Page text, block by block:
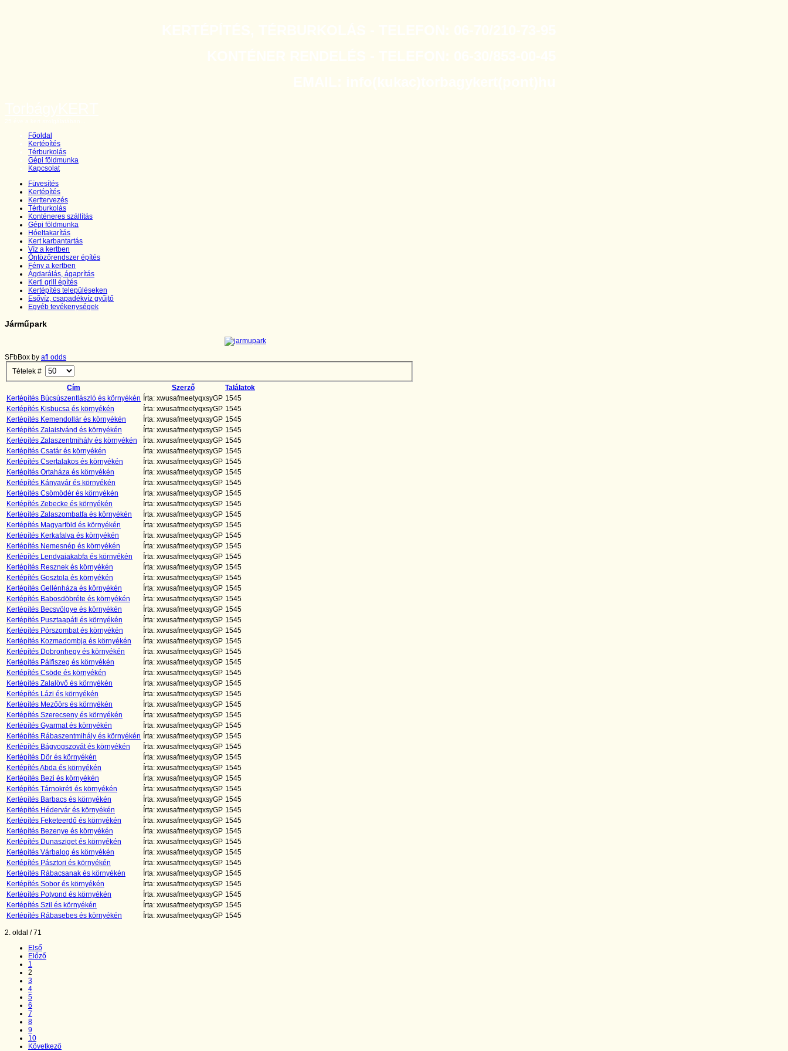
Főoldal
Kertépítés
Térburkolás
Gépi földmunka
Kapcsolat
Füvesítés
Kertépítés
Kerttervezés
Térburkolás
Konténeres szállítás
Gépi földmunka
Hóeltakarítás
Kert karbantartás
Víz a kertben
Öntözőrendszer építés
Fény a kertben
Ágdarálás, ágaprítás
Kerti grill építés
Kertépítés településeken
Esővíz, csapadékvíz gyűjtő
Egyéb tevékenységek
Járműpark
SFbBox by afl odds
Tételek #
Cím Szerző
Találatok
Kertépítés Búcsúszentlászló és környékén Írta: xwusafmeetyqxsyGP 1545
Kertépítés Kisbucsa és környékén
Írta: xwusafmeetyqxsyGP 1545
Kertépítés Kemendollár és környékén
Írta: xwusafmeetyqxsyGP 1545
Kertépítés Zalaistvánd és környékén
Írta: xwusafmeetyqxsyGP 1545
Kertépítés Zalaszentmihály és környékén
Írta: xwusafmeetyqxsyGP 1545
Kertépítés Csatár és környékén
Írta: xwusafmeetyqxsyGP 1545
Kertépítés Csertalakos és környékén
Írta: xwusafmeetyqxsyGP 1545
Kertépítés Ortaháza és környékén
Írta: xwusafmeetyqxsyGP 1545
Kertépítés Kányavár és környékén
Írta: xwusafmeetyqxsyGP 1545
Kertépítés Csömödér és környékén
Írta: xwusafmeetyqxsyGP 1545
Kertépítés Zebecke és környékén
Írta: xwusafmeetyqxsyGP 1545
Kertépítés Zalaszombatfa és környékén
Írta: xwusafmeetyqxsyGP 1545
Kertépítés Magyarföld és környékén
Írta: xwusafmeetyqxsyGP 1545
Kertépítés Kerkafalva és környékén
Írta: xwusafmeetyqxsyGP 1545
Kertépítés Nemesnép és környékén
Írta: xwusafmeetyqxsyGP 1545
Kertépítés Lendvajakabfa és környékén
Írta: xwusafmeetyqxsyGP 1545
Kertépítés Resznek és környékén
Írta: xwusafmeetyqxsyGP 1545
Kertépítés Gosztola és környékén
Írta: xwusafmeetyqxsyGP 1545
Kertépítés Gellénháza és környékén
Írta: xwusafmeetyqxsyGP 1545
Kertépítés Babosdöbréte és környékén
Írta: xwusafmeetyqxsyGP 1545
Kertépítés Becsvölgye és környékén
Írta: xwusafmeetyqxsyGP 1545
Kertépítés Pusztaapáti és környékén
Írta: xwusafmeetyqxsyGP 1545
Kertépítés Pórszombat és környékén
Írta: xwusafmeetyqxsyGP 1545
Kertépítés Kozmadombja és környékén
Írta: xwusafmeetyqxsyGP 1545
Kertépítés Dobronhegy és környékén
Írta: xwusafmeetyqxsyGP 1545
Kertépítés Pálfiszeg és környékén
Írta: xwusafmeetyqxsyGP 1545
Kertépítés Csöde és környékén
Írta: xwusafmeetyqxsyGP 1545
Kertépítés Zalalövő és környékén
Írta: xwusafmeetyqxsyGP 1545
Kertépítés Lázi és környékén
Írta: xwusafmeetyqxsyGP 1545
Kertépítés Mezőörs és környékén
Írta: xwusafmeetyqxsyGP 1545
Kertépítés Szerecseny és környékén
Írta: xwusafmeetyqxsyGP 1545
Kertépítés Gyarmat és környékén
Írta: xwusafmeetyqxsyGP 1545
Kertépítés Rábaszentmihály és környékén Írta: xwusafmeetyqxsyGP 1545
Kertépítés Bágyogszovát és környékén
Írta: xwusafmeetyqxsyGP 1545
Kertépítés Dör és környékén
Írta: xwusafmeetyqxsyGP 1545
Kertépítés Abda és környékén
Írta: xwusafmeetyqxsyGP 1545
Kertépítés Bezi és környékén
Írta: xwusafmeetyqxsyGP 1545
Kertépítés Tárnokréti és környékén
Írta: xwusafmeetyqxsyGP 1545
Kertépítés Barbacs és környékén
Írta: xwusafmeetyqxsyGP 1545
Kertépítés Hédervár és környékén
Írta: xwusafmeetyqxsyGP 1545
Kertépítés Feketeerdő és környékén
Írta: xwusafmeetyqxsyGP 1545
Kertépítés Bezenye és környékén
Írta: xwusafmeetyqxsyGP 1545
Kertépítés Dunasziget és környékén
Írta: xwusafmeetyqxsyGP 1545
Kertépítés Várbalog és környékén
Írta: xwusafmeetyqxsyGP 1545
Kertépítés Pásztori és környékén
Írta: xwusafmeetyqxsyGP 1545
Kertépítés Rábacsanak és környékén
Írta: xwusafmeetyqxsyGP 1545
Kertépítés Sobor és környékén
Írta: xwusafmeetyqxsyGP 1545
Kertépítés Potyond és környékén
Írta: xwusafmeetyqxsyGP 1545
Kertépítés Szil és környékén
Írta: xwusafmeetyqxsyGP 1545
Kertépítés Rábasebes és környékén
Írta: xwusafmeetyqxsyGP 1545
2. oldal / 71
Első
Előző
1
2
3
4
5
6
7
8
9
10
Következő